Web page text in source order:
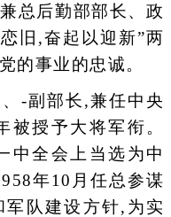
总后勤部部长、政
旧,奋起以迎新”两
的事业的忠诚。
-副部长,兼任中央
被授予大将军衔。
中全会上当选为中
年10月任总参谋
队建设方针,为实